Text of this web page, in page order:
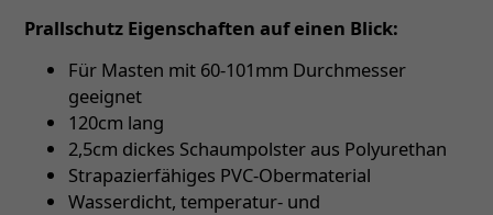
Prallschutz Eigenschaften auf einen Blick:
Für Masten mit 60-101mm Durchmesser
geeignet
120cm lang
2,5cm dickes Schaumpolster aus Polyurethan
Strapazierfähiges PVC-Obermaterial
Wasserdicht, temperatur- und